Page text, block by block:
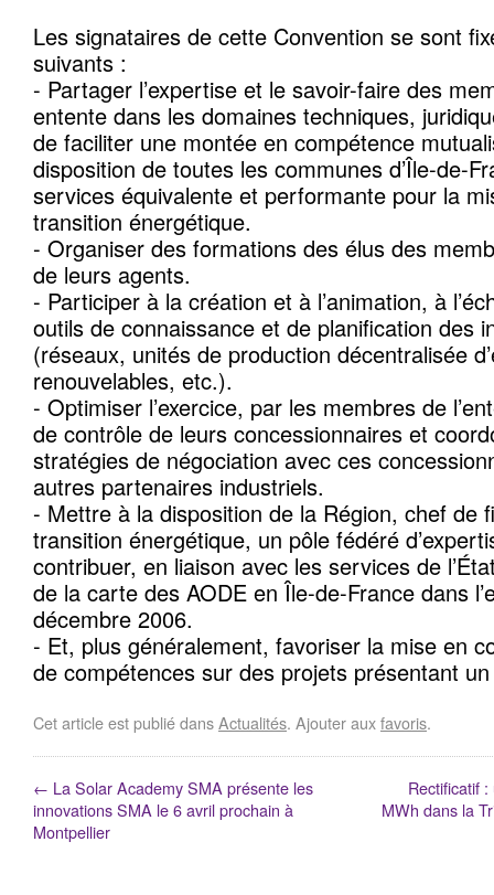
Les signataires de cette Convention se sont
suivants :
- Partager l’expertise et le savoir-faire des
entente dans les domaines techniques,
de faciliter une montée en compétence
disposition de toutes les communes d’Île-de-
services équivalente et performante pour la
transition énergétique.
- Organiser des formations des élus des
de leurs agents.
- Participer à la création et à l’animation, à
outils de connaissance et de planification des
(réseaux, unités de production décentralisée
renouvelables, etc.).
- Optimiser l’exercice, par les membres de
de contrôle de leurs concessionnaires et
stratégies de négociation avec ces
autres partenaires industriels.
- Mettre à la disposition de la Région, chef de
transition énergétique, un pôle fédéré
contribuer, en liaison avec les services de
de la carte des AODE en Île-de-France dans
décembre 2006.
- Et, plus généralement, favoriser la mise en
de compétences sur des projets présentant
Cet article est publié dansActualités. Ajouter auxfavoris.
← La Solar Academy SMA présente les
innovations SMA le 6 avril prochain à
Montpellier
Rectificatif
MWh dans la